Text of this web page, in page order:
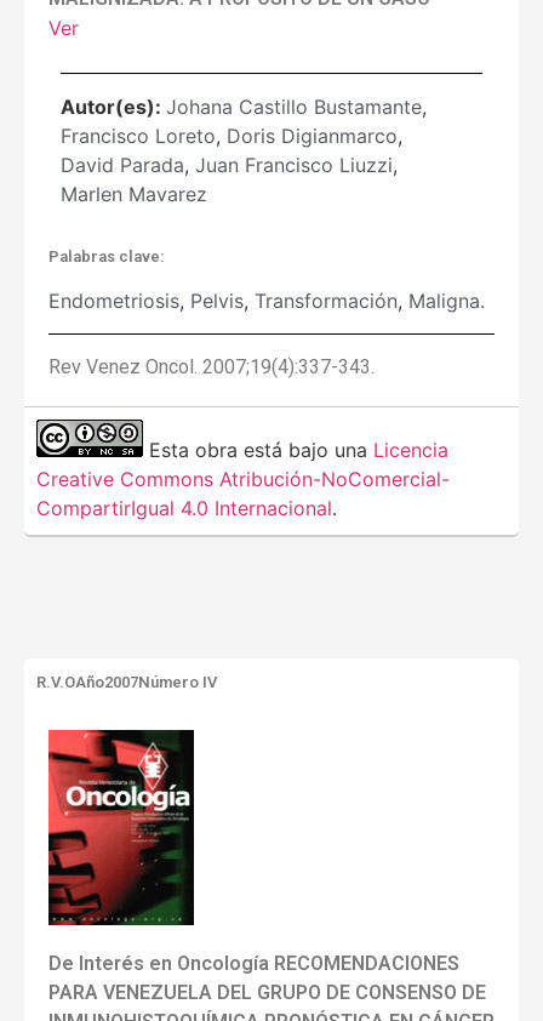
Ver
Autor(es): Johana Castillo Bustamante,
Francisco Loreto, Doris Digianmarco,
David Parada, Juan Francisco Liuzzi,
Marlen Mavarez
Palabras clave:
Endometriosis, Pelvis, Transformación, Maligna.
Rev Venez Oncol. 2007;19(4):337-343.
Esta obra está bajo una Licencia
Creative Commons Atribución-NoComercial-
CompartirIgual 4.0 Internacional.
R.V.OAño2007Número IV
De Interés en Oncología RECOMENDACIONES
PARA VENEZUELA DEL GRUPO DE CONSENSO DE